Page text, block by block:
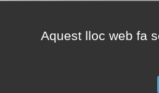
Aquest lloc web fa